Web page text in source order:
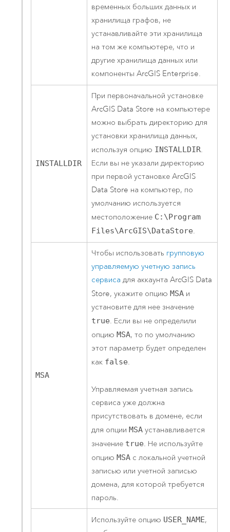
временных больших данных и
хранилища графов, не
устанавливайте эти хранилища
на том же компьютере, что и
другие хранилища данных или
компонентыArcGIS Enterprise.
INSTALLDIR
При первоначальной установке
ArcGIS Data Store на компьютере
можно выбрать директорию для
установки хранилища данных,
используя опцию INSTALLDIR.
Если вы не указали директорию
при первой установкеArcGIS
Data Store на компьютер, по
умолчанию используется
местоположение C:\Program
Files\ArcGIS\DataStore.
MSA
Чтобы использовать групповую
управляемую учетную запись
сервиса для аккаунтаArcGIS Data
Store, укажите опциюMSA и
установите для нее значение
true. Если вы не определили
опциюMSA, то по умолчанию
этот параметр будет определен
как false.
Управляемая учетная запись
сервиса уже должна
присутствовать в домене, если
для опцииMSA устанавливается
значение true. Не используйте
опциюMSA с локальной учетной
записью или учетной записью
домена, для которой требуется
пароль.
Используйте опцию USER_NAME,